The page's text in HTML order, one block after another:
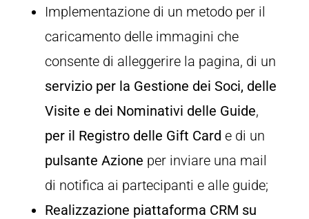
Implementazione di un metodo per il
caricamento delle immagini che
consente di alleggerire la pagina, di un
servizio per la Gestione dei Soci, delle
Visite e dei Nominativi delle Guide,
per il Registro delle Gift Card e di un
pulsante Azione per inviare una mail
di notifica ai partecipanti e alle guide;
Realizzazione piattaforma CRM su